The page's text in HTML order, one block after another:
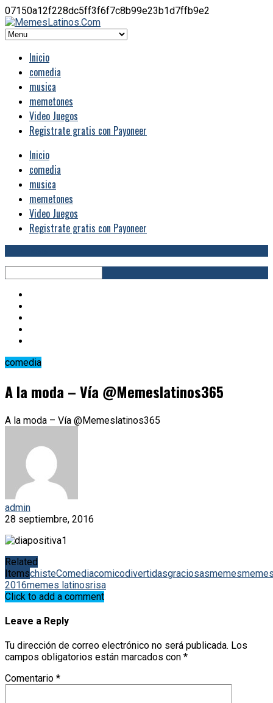
07150a12f228dc5ff3f6f7c8b99e23b1d7ffb9e2
Inicio
comedia
musica
memetones
Video Juegos
Registrate gratis con Payoneer
Inicio
comedia
musica
memetones
Video Juegos
Registrate gratis con Payoneer
comedia
A la moda – Vía @Memeslatinos365
A la moda – Vía @Memeslatinos365
admin
28 septiembre, 2016
Related
ItemschisteComediacomicodivertidasgraciosasmemes
2016memes latinosrisa
Click to add a comment
Leave a Reply
Tu dirección de correo electrónico no será publicada. Los
campos obligatorios están marcados con *
Comentario *